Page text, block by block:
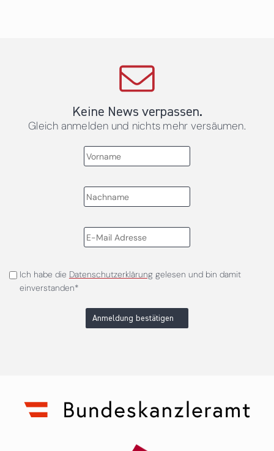
Keine News verpassen.
Gleich anmelden und nichts mehr versäumen.
Ich habe die Datenschutzerklärunggelesen und bin damit
einverstanden*
Anmeldung bestätigen